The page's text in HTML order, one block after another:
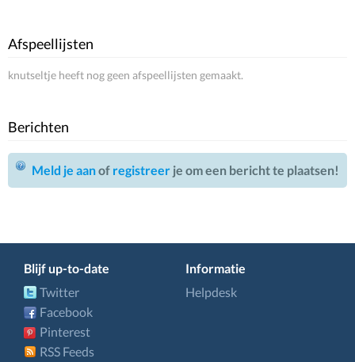
Afspeellijsten
knutseltje heeft nog geen afspeellijsten gemaakt.
Berichten
Meld je aanof registreer je om een bericht te plaatsen!
Blijf up-to-date
Twitter
Facebook
Pinterest
RSS Feeds
Informatie
Helpdesk